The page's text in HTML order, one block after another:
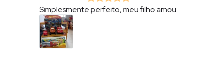
Simplesmente perfeito, meu filho amou.